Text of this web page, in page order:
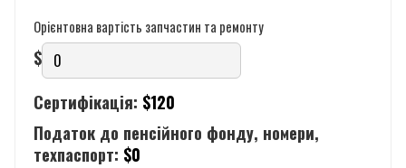
Орієнтовна вартість запчастин та ремонту
$
Сертифікація: $120
Податок до пенсійного фонду, номери,
техпаспорт: $0